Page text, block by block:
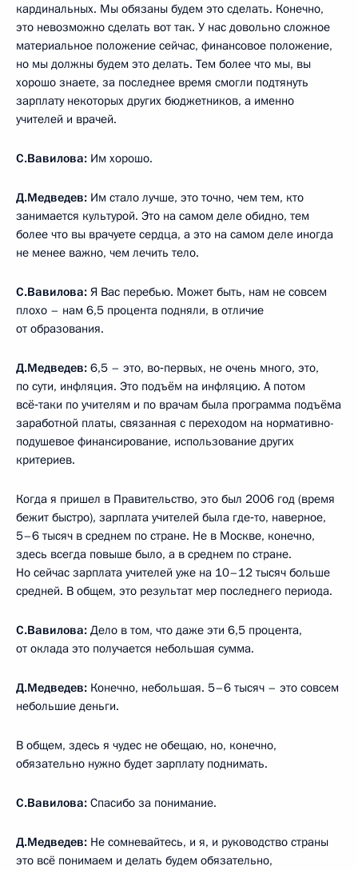
кардинальных. Мы обязаны будем это сделать. Конечно,
это невозможно сделать вот так. У нас довольно сложное
материальное положение сейчас, финансовое положение,
но мы должны будем это делать. Тем более что мы, вы
хорошо знаете, за последнее время смогли подтянуть
зарплату некоторых других бюджетников, а именно
учителей и врачей.
С.Вавилова: Им хорошо.
Д.Медведев: Им стало лучше, это точно, чем тем, кто
занимается культурой. Это на самом деле обидно, тем
более что вы врачуете сердца, а это на самом деле иногда
не менее важно, чем лечить тело.
С.Вавилова: Я Вас перебью. Может быть, нам не совсем
плохо – нам 6,5 процента подняли, в отличие
от образования.
Д.Медведев: 6,5 – это, во‑первых, не очень много, это,
по сути, инфляция. Это подъём на инфляцию. А потом
всё‑таки по учителям и по врачам была программа подъёма
заработной платы, связанная с переходом на нормативно-
подушевое финансирование, использование других
критериев.
Когда я пришел в Правительство, это был 2006 год (время
бежит быстро), зарплата учителей была где‑то, наверное,
5–6 тысяч в среднем по стране. Не в Москве, конечно,
здесь всегда повыше было, а в среднем по стране.
Но сейчас зарплата учителей уже на 10–12 тысяч больше
средней. В общем, это результат мер последнего периода.
С.Вавилова: Дело в том, что даже эти 6,5 процента,
от оклада это получается небольшая сумма.
Д.Медведев: Конечно, небольшая. 5–6 тысяч – это совсем
небольшие деньги.
В общем, здесь я чудес не обещаю, но, конечно,
обязательно нужно будет зарплату поднимать.
С.Вавилова: Спасибо за понимание.
Д.Медведев: Не сомневайтесь, и я, и руководство страны
это всё понимаем и делать будем обязательно,